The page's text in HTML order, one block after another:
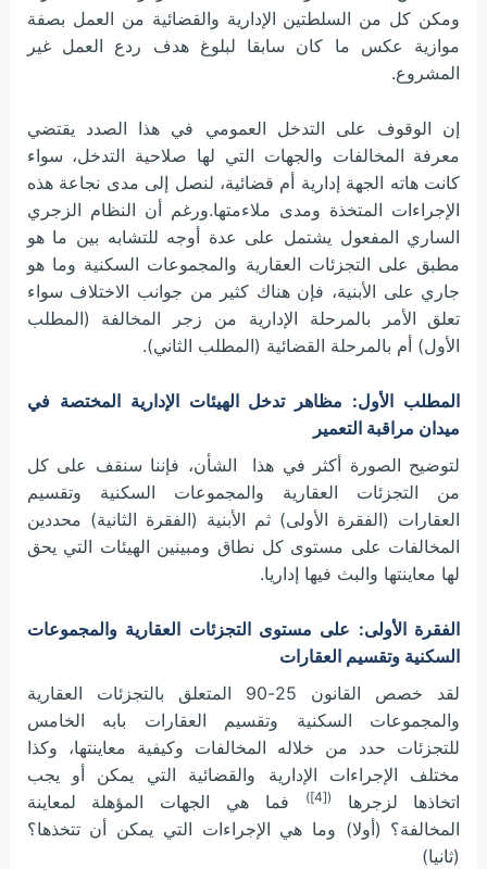
ومكن كل من السلطتين الإدارية والقضائية من العمل بصفة
موازية عكس ما كان سابقا لبلوغ هدف ردع العمل غير
المشروع.
إن الوقوف على التدخل العمومي في هذا الصدد يقتضي
معرفة المخالفات والجهات التي لها صلاحية التدخل، سواء
كانت هاته الجهة إدارية أم قضائية، لنصل إلى مدى نجاعة هذه
الإجراءات المتخذة ومدى ملاءمتها.ورغم أن النظام الزجري
الساري المفعول يشتمل على عدة أوجه للتشابه بين ما هو
مطبق على التجزئات العقارية والمجموعات السكنية وما هو
جاري على الأبنية، فإن هناك كثير من جوانب الاختلاف سواء
تعلق الأمر بالمرحلة الإدارية من زجر المخالفة (المطلب
الأول) أم بالمرحلة القضائية (المطلب الثاني).
المطلب الأول: مظاهر تدخل الهيئات الإدارية المختصة في
ميدان مراقبة التعمير
لتوضيح الصورة أكثر في هذا الشأن، فإننا سنقف على كل
من التجزئات العقارية والمجموعات السكنية وتقسيم
العقارات (الفقرة الأولى) ثم الأبنية (الفقرة الثانية) محددين
المخالفات على مستوى كل نطاق ومبينين الهيئات التي يحق
لها معاينتها والبث فيها إداريا.
الفقرة الأولى: على مستوى التجزئات العقارية والمجموعات
السكنية وتقسيم العقارات
لقد خصص القانون 25-90 المتعلق بالتجزئات العقارية
والمجموعات السكنية وتقسيم العقارات بابه الخامس
للتجزئات حدد من خلاله المخالفات وكيفية معاينتها، وكذا
مختلف الإجراءات الإدارية والقضائية التي يمكن أو يجب
اتخاذها لزجرها
([4])
فما هي الجهات المؤهلة لمعاينة
المخالفة؟ (أولا) وما هي الإجراءات التي يمكن أن تتخذها؟
(ثانيا)